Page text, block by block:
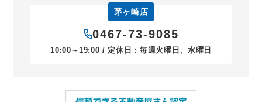
茅ヶ崎店
0467-73-9085
10:00～19:00 / 定休日：毎週火曜日、水曜日